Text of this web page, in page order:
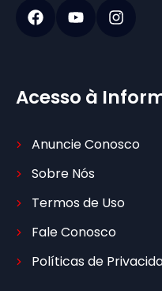
Acesso à
Anuncie Conosco
Sobre Nós
Termos de Uso
Fale Conosco
Políticas de